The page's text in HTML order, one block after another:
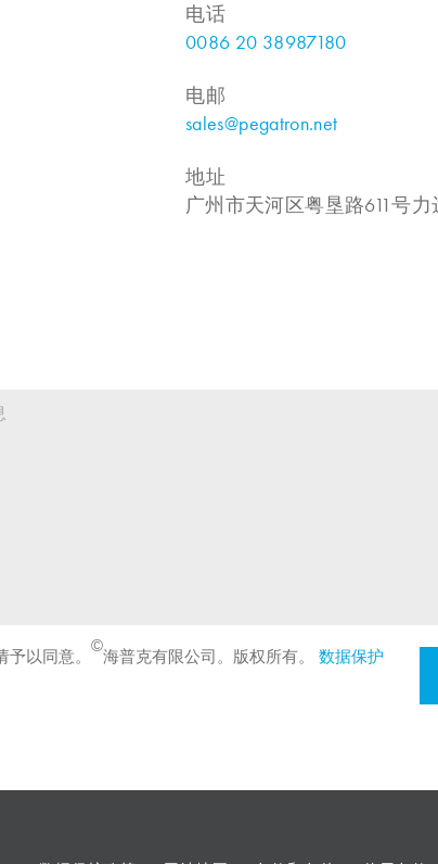
电话
0086 20 38987180
电邮
sales@pegatron.net
地址
广州市天河区粤垦路611号
以同意。
©
海普克有限公司。版权所有。 数据保护